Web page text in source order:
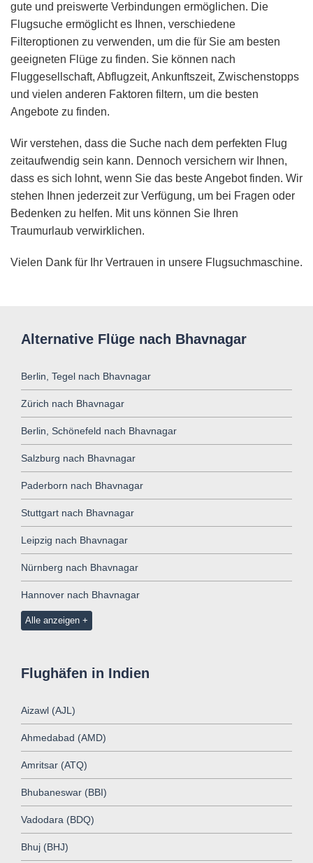
gute und preiswerte Verbindungen ermöglichen. Die
Flugsuche ermöglicht es Ihnen, verschiedene
Filteroptionen zu verwenden, um die für Sie am besten
geeigneten Flüge zu finden. Sie können nach
Fluggesellschaft, Abflugzeit, Ankunftszeit, Zwischenstopps
und vielen anderen Faktoren filtern, um die besten
Angebote zu finden.
Wir verstehen, dass die Suche nach dem perfekten Flug
zeitaufwendig sein kann. Dennoch versichern wir Ihnen,
dass es sich lohnt, wenn Sie das beste Angebot finden. Wir
stehen Ihnen jederzeit zur Verfügung, um bei Fragen oder
Bedenken zu helfen. Mit uns können Sie Ihren
Traumurlaub verwirklichen.
Vielen Dank für Ihr Vertrauen in unsere Flugsuchmaschine.
Alternative Flüge nach Bhavnagar
Berlin, Tegel nach Bhavnagar
Zürich nach Bhavnagar
Berlin, Schönefeld nach Bhavnagar
Salzburg nach Bhavnagar
Paderborn nach Bhavnagar
Stuttgart nach Bhavnagar
Leipzig nach Bhavnagar
Nürnberg nach Bhavnagar
Hannover nach Bhavnagar
Alle anzeigen
Flughäfen in Indien
Aizawl (AJL)
Ahmedabad (AMD)
Amritsar (ATQ)
Bhubaneswar (BBI)
Vadodara (BDQ)
Bhuj (BHJ)